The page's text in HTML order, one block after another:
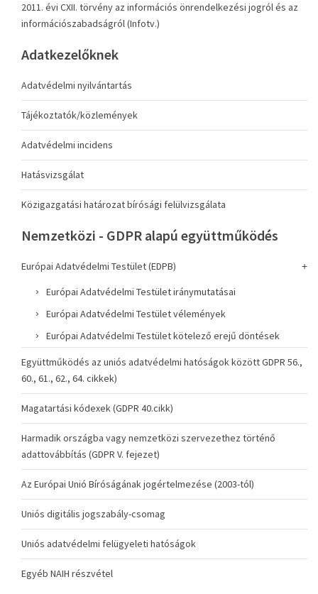
2011. évi CXII. törvény az információs önrendelkezési jogról és az
információszabadságról (Infotv.)
Adatkezelőknek
Adatvédelmi nyilvántartás
Tájékoztatók/közlemények
Adatvédelmi incidens
Hatásvizsgálat
Közigazgatási határozat bírósági felülvizsgálata
Nemzetközi - GDPR alapú együttműködés
Európai Adatvédelmi Testület (EDPB)
Európai Adatvédelmi Testület iránymutatásai
Európai Adatvédelmi Testület vélemények
Európai Adatvédelmi Testület kötelező erejű döntések
Együttműködés az uniós adatvédelmi hatóságok között GDPR 56.,
60., 61., 62., 64. cikkek)
Magatartási kódexek (GDPR 40.cikk)
Harmadik országba vagy nemzetközi szervezethez történő
adattovábbítás (GDPR V. fejezet)
Az Európai Unió Bíróságának jogértelmezése (2003-tól)
Uniós digitális jogszabály-csomag
Uniós adatvédelmi felügyeleti hatóságok
Egyéb NAIH részvétel